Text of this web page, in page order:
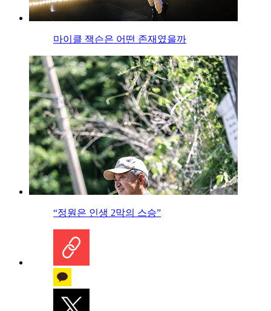
마이클 잭슨은 어떤 존재였을까
“정원은 인생 2막의 스승”